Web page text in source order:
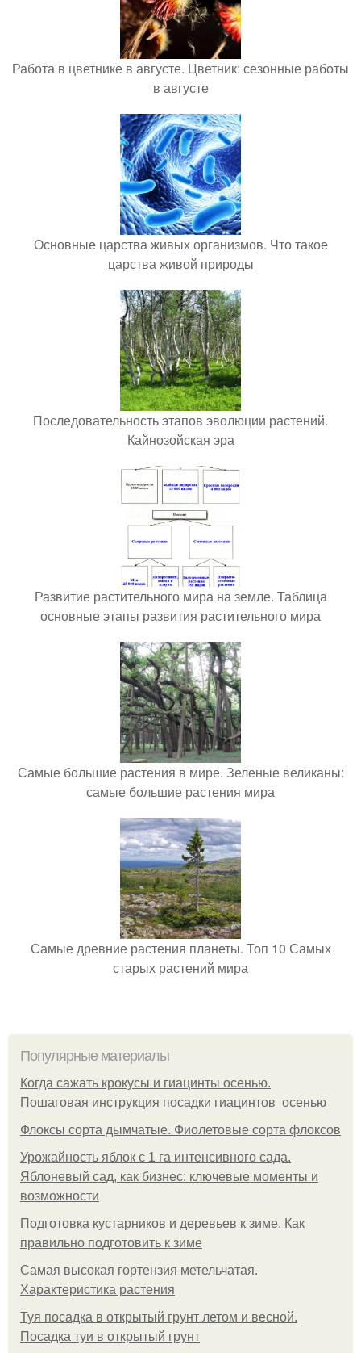
Работа в цветнике в августе. Цветник: сезонные работы
в августе
Основные царства живых организмов. Что такое
царства живой природы
Последовательность этапов эволюции растений.
Кайнозойская эра
Развитие растительного мира на земле. Таблица
основные этапы развития растительного мира
Самые большие растения в мире. Зеленые великаны:
самые большие растения мира
Самые древние растения планеты. Топ 10 Самых
старых растений мира
Популярные материалы
Когда сажать крокусы и гиацинты осенью.
Пошаговая инструкция посадки гиацинтов осенью
Флоксы сорта дымчатые. Фиолетовые сорта флоксов
Урожайность яблок с 1 га интенсивного сада.
Яблоневый сад, как бизнес: ключевые моменты и
возможности
Подготовка кустарников и деревьев к зиме. Как
правильно подготовить к зиме
Самая высокая гортензия метельчатая.
Характеристика растения
Туя посадка в открытый грунт летом и весной.
Посадка туи в открытый грунт